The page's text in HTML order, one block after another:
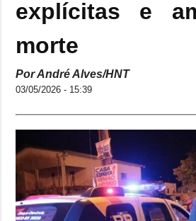
explícitas e
morte
Por André Alves/HNT
03/05/2026 - 15:39